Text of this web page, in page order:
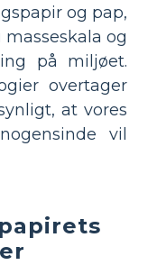
og pap,
og
på miljøet.
overtager
at vores
vil